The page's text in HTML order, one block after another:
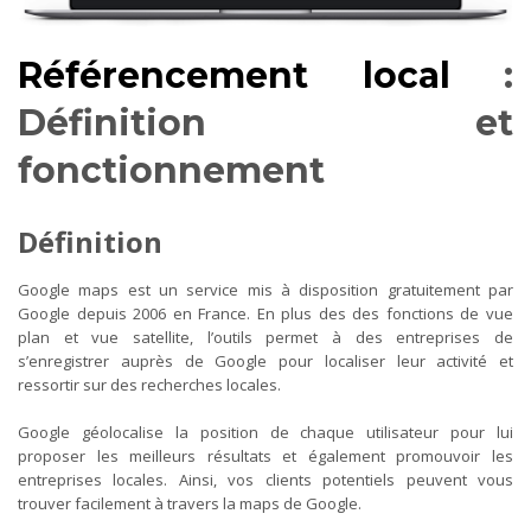
Référencement local :
Définition et
fonctionnement
Définition
Google maps est un service mis à disposition gratuitement par
Google depuis 2006 en France. En plus des des fonctions de vue
plan et vue satellite, l’outils permet à des entreprises de
s’enregistrer auprès de Google pour localiser leur activité et
ressortir sur des recherches locales.
Google géolocalise la position de chaque utilisateur pour lui
proposer les meilleurs résultats et également promouvoir les
entreprises locales. Ainsi, vos clients potentiels peuvent vous
trouver facilement à travers la maps de Google.